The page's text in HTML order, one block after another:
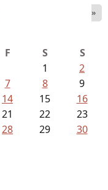
»
F S
S
1
2
7 8
9
14 15
16
21 22
23
28 29
30